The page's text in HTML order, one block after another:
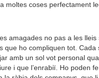
moltes coses perfectament
amagades no pas a les lleis
que ho compliquen tot. Cada
amb un sol vot personal
i que l’enrabiï. Ho poden